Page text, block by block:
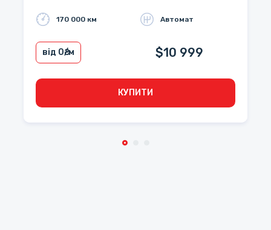
170 000 км Автомат
від 0₴/м $10 999
КУПИТИ